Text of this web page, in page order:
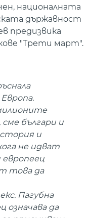
националната
държавност
предизвика
"Трети март".
българи и
и
не идват
европеец
това да
Пагубна
означава да